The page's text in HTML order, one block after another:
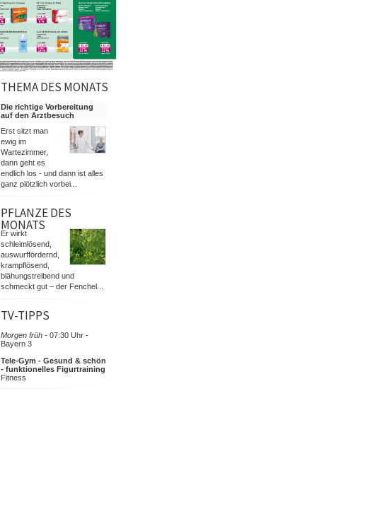
THEMA DES MONATS
Die richtige Vorbereitung
auf den Arztbesuch
Erst sitzt man
ewig im
Wartezimmer,
dann geht es
endlich los - und dann ist alles
ganz plötzlich vorbei...
PFLANZE DES
MONATS
Er wirkt
schleimlösend,
auswurffördernd,
krampflösend,
blähungstreibend und
schmeckt gut – der Fenchel...
TV-TIPPS
Morgen früh - 07:30 Uhr -
Bayern 3
Tele-Gym - Gesund & schön
- funktionelles Figurtraining
Fitness